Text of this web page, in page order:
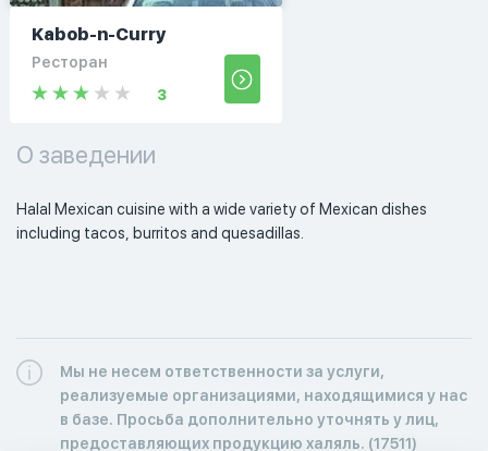
Kabob-n-Curry
Ресторан
3
О заведении
Halal Mexican cuisine with a wide variety of Mexican dishes
including tacos, burritos and quesadillas.
Мы не несем ответственности за услуги,
реализуемые организациями, находящимися у нас
в базе. Просьба дополнительно уточнять у лиц,
предоставляющих продукцию халяль. (17511)